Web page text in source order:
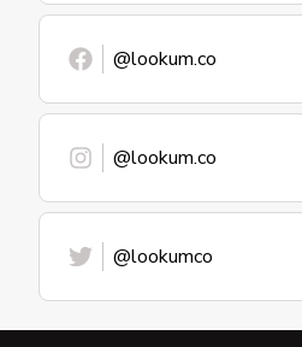
@lookum.co
@lookum.co
@lookumco